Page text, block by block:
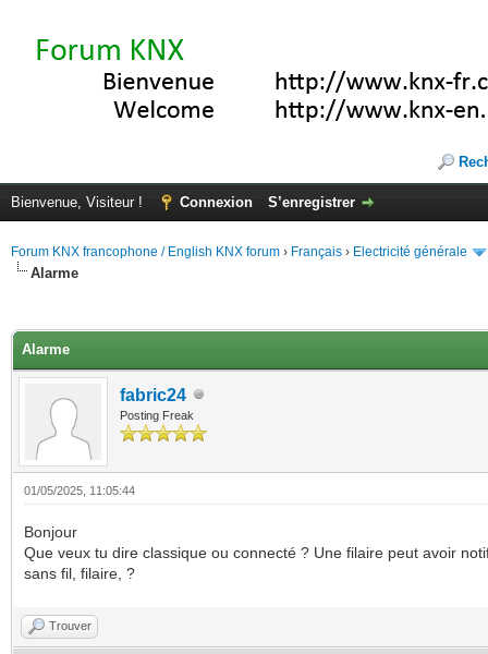
Bienvenue, Visiteur ! Connexion S’enregistrer
Forum KNX francophone / English KNX forum › Français › Electricité générale
Alarme
Alarme
fabric24
Posting Freak
01/05/2025, 11:05:44
Bonjour
Que veux tu dire classique ou connecté ? Une filaire peut avoir
sans fil, filaire, ?
Trouver